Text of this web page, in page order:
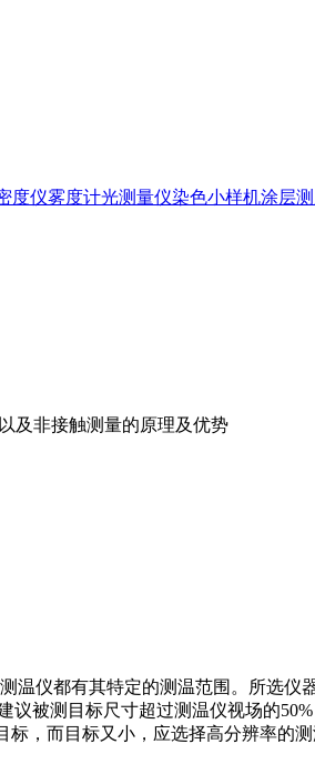
度仪雾度计光测量仪染色小样机涂层
及非接触测量的原理及优势
温仪都有其特定的测温范围。所选仪
被测目标尺寸超过测温仪视场的50%
，而目标又小，应选择高分辨率的测